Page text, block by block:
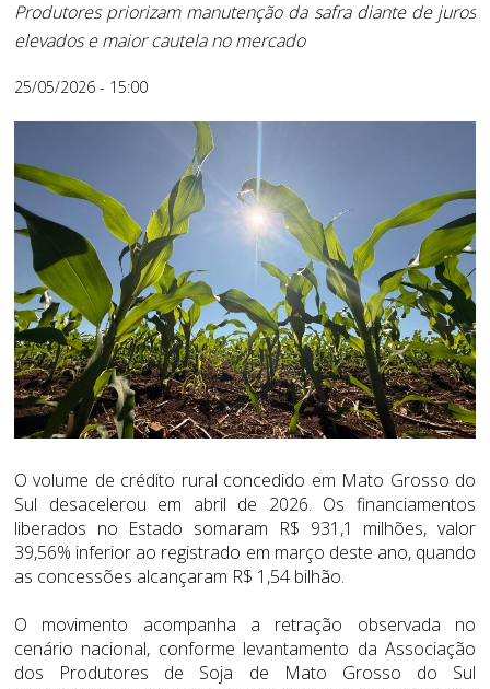
Produtores priorizam manutenção da safra diante de juros
elevados e maior cautela no mercado
25/05/2026 - 15:00
O volume de crédito rural concedido em Mato Grosso do
Sul desacelerou em abril de 2026. Os financiamentos
liberados no Estado somaram R$ 931,1 milhões, valor
39,56% inferior ao registrado em março deste ano, quando
as concessões alcançaram R$ 1,54 bilhão.
O movimento acompanha a retração observada no
cenário nacional, conforme levantamento da Associação
dos Produtores de Soja de Mato Grosso do Sul